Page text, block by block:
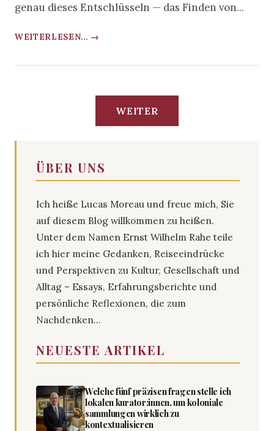
genau dieses Entschlüsseln — das Finden von...
WEITERLESEN... →
WEITER
ÜBER UNS
Ich heiße Lucas Moreau und freue mich, Sie
auf diesem Blog willkommen zu heißen.
Unter dem Namen Ernst Wilhelm Rahe teile
ich hier meine Gedanken, Reiseeindrücke
und Perspektiven zu Kultur, Gesellschaft und
Alltag – Essays, Erfahrungsberichte und
persönliche Reflexionen, die zum
Nachdenken...
NEUESTE ARTIKEL
Welche fünf präzisen fragen stelle ich
lokalen kurator:innen, um koloniale
sammlungen wirklich zu
kontextualisieren